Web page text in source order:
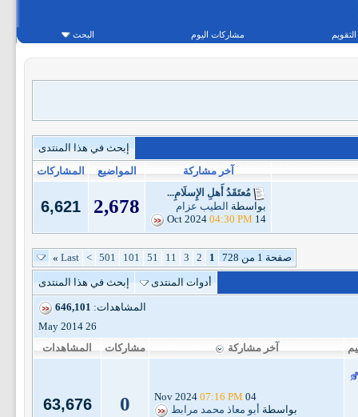
التقويم مشاركات اليوم البحث
إبحث في هذا المنتدى
آخر مشاركة
المواضيع
المشاركات
مُعتَقَدُ أَهلِ الإِسلَامِ...
بواسطة الطيب عزام
14 Oct 2024
04:30 PM
2,678
6,621
صفحة 1 من 728 1
2
3
11
51
101
501
>
Last
»
أدوات المنتدى إبحث في هذا المنتدى
المشاهدات: 646,101
26 May 2014
آخر مشاركة مشاركات المشاهدات
04 Nov 2024
07:16 PM
بواسطة أبو معاذ محمد مرابط 0
63,676